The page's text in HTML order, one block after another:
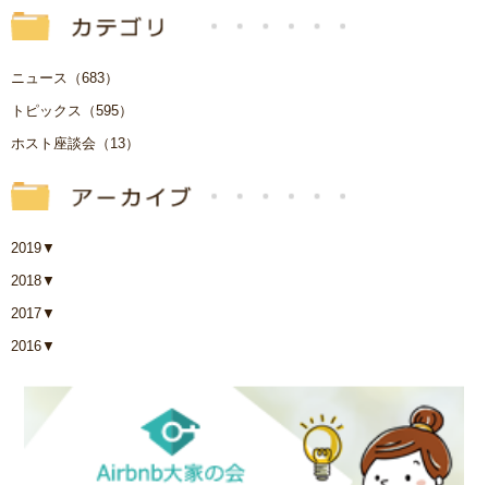
ニュース（683）
トピックス（595）
ホスト座談会（13）
2019▼
2018▼
2017▼
2016▼